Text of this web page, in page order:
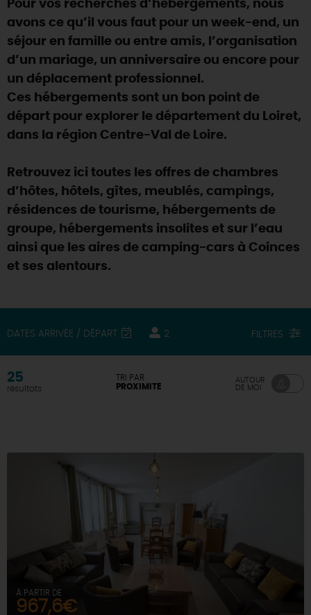
TOUTES LES ACTIVITÉS
Visitesgourmandesetcréatives
Vins etvignobles
Chic, une aire de pique-nique
Par ici lesguinguettes
Que rapporter du Loiret ?
La Route desMétiers d'Art
TOUT L'ART DE VIVRE
Des vacances auprès des animaux 🐎
(re)Découvrir les coulisses de la Faïencerie de
Gien !
Expérimenterles parcours Baludik
Une saison de festivals 🎉
Rendez-vous de la nature en 2026
Des sorties en famille dans le Loiret !
Programme des animations "Loiret au fil de l'eau"
2026
Où sortir ?
DEMAIN
CE WEEK-END
TOUT L'AGENDA
SE REPÉRER, SE DÉPLACER
INFOS &SERVICES
RÉSERVER MAINTENANT
Pour vos recherches d’hébergements, nous
avons ce qu’il vous faut pour un week-end, un
séjour en famille ou entre amis, l’organisation
d’un mariage, un anniversaire ou encore pour
un déplacement professionnel.
Ces hébergements sont un bon point de
départ pour explorer le département du Loiret,
dans la région Centre-Val de Loire.
Retrouvez ici toutes les offres de chambres
d’hôtes, hôtels, gîtes, meublés, campings,
résidences de tourisme, hébergements de
groupe, hébergements insolites et sur l’eau
ainsi que les aires de camping-cars à Coinces
et ses alentours.
DATES ARRIVÉE / DÉPART 2 FILTRES
25
résultats
TRI PAR
PROXIMITÉ
AUTOUR
DE MOI
À PARTIR DE
967,6€